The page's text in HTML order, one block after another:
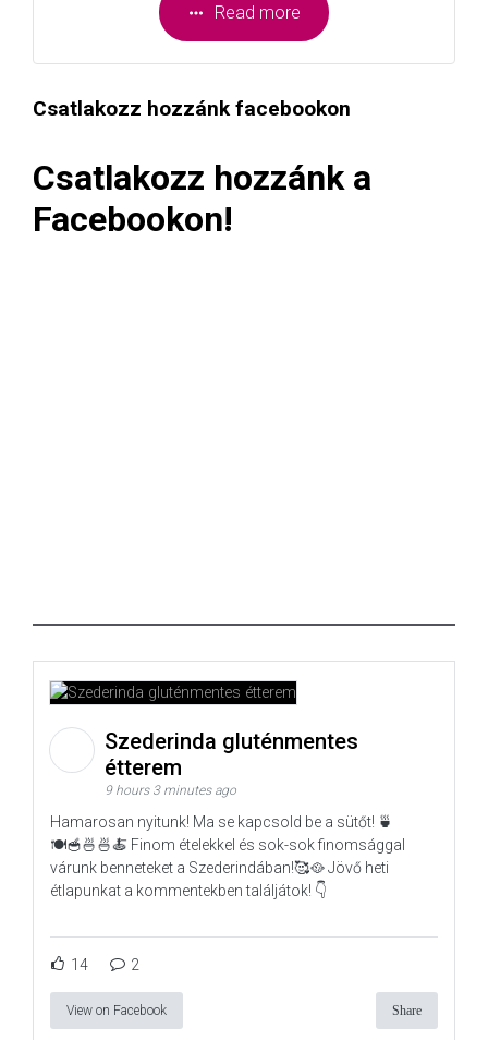
Read more
Csatlakozz hozzánk facebookon
Csatlakozz hozzánk a
Facebookon!
Szederinda gluténmentes
étterem
9 hours 3 minutes ago
Hamarosan nyitunk! Ma se kapcsold be a sütőt! 🍵
🍽️🥣🍜🍜🍝 Finom ételekkel és sok-sok finomsággal
várunk benneteket a Szederindában!🥰🥘 Jövő heti
étlapunkat a kommentekben találjátok! 👇
14 2
View on Facebook Share